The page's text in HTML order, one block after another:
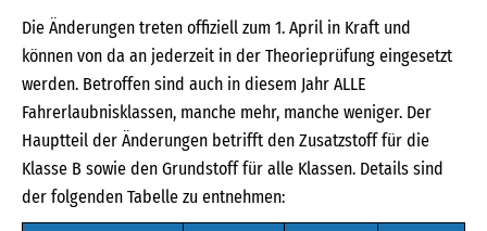
Die Änderungen treten offiziell zum 1. April in Kraft und
können von da an jederzeit in der Theorieprüfung eingesetzt
werden. Betroffen sind auch in diesem Jahr ALLE
Fahrerlaubnisklassen, manche mehr, manche weniger. Der
Hauptteil der Änderungen betrifft den Zusatzstoff für die
Klasse B sowie den Grundstoff für alle Klassen. Details sind
der folgenden Tabelle zu entnehmen: